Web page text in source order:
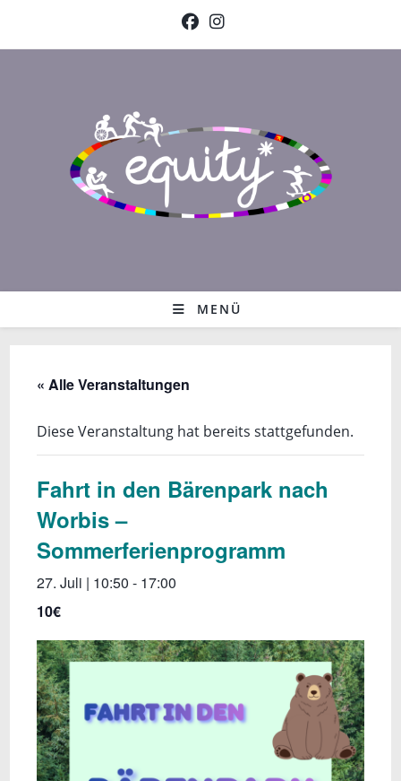
springen
MENÜ
« Alle Veranstaltungen
Diese Veranstaltung hat bereits stattgefunden.
Fahrt in den Bärenpark nach
Worbis –
Sommerferienprogramm
27. Juli | 10:50 - 17:00
10€